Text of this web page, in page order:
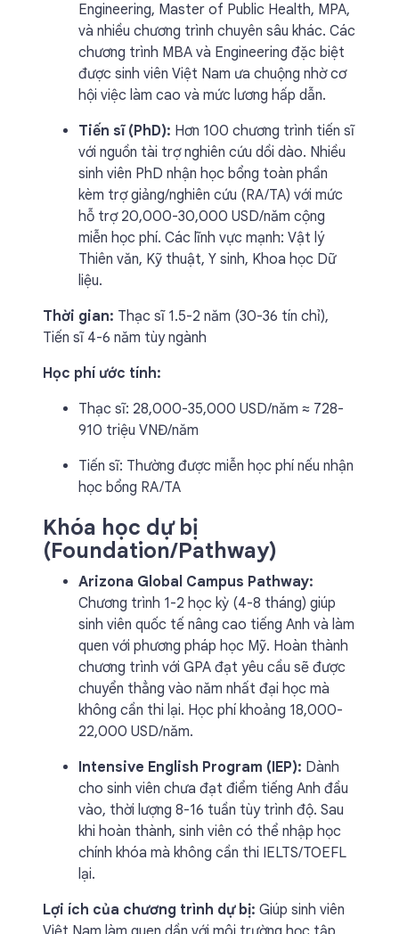
Engineering, Master of Public Health, MPA,
và nhiều chương trình chuyên sâu khác. Các
chương trình MBA và Engineering đặc biệt
được sinh viên Việt Nam ưa chuộng nhờ cơ
hội việc làm cao và mức lương hấp dẫn.
Tiến sĩ (PhD): Hơn 100 chương trình tiến sĩ
với nguồn tài trợ nghiên cứu dồi dào. Nhiều
sinh viên PhD nhận học bổng toàn phần
kèm trợ giảng/nghiên cứu (RA/TA) với mức
hỗ trợ 20,000-30,000 USD/năm cộng
miễn học phí. Các lĩnh vực mạnh: Vật lý
Thiên văn, Kỹ thuật, Y sinh, Khoa học Dữ
liệu.
Thời gian: Thạc sĩ 1.5-2 năm (30-36 tín chỉ),
Tiến sĩ 4-6 năm tùy ngành
Học phí ước tính:
Thạc sĩ: 28,000-35,000 USD/năm ≈ 728-
910 triệu VNĐ/năm
Tiến sĩ: Thường được miễn học phí nếu nhận
học bổng RA/TA
Khóa học dự bị
(Foundation/Pathway)
Arizona Global Campus Pathway:
Chương trình 1-2 học kỳ (4-8 tháng) giúp
sinh viên quốc tế nâng cao tiếng Anh và làm
quen với phương pháp học Mỹ. Hoàn thành
chương trình với GPA đạt yêu cầu sẽ được
chuyển thẳng vào năm nhất đại học mà
không cần thi lại. Học phí khoảng 18,000-
22,000 USD/năm.
Intensive English Program (IEP): Dành
cho sinh viên chưa đạt điểm tiếng Anh đầu
vào, thời lượng 8-16 tuần tùy trình độ. Sau
khi hoàn thành, sinh viên có thể nhập học
chính khóa mà không cần thi IELTS/TOEFL
lại.
Lợi ích của chương trình dự bị: Giúp sinh viên